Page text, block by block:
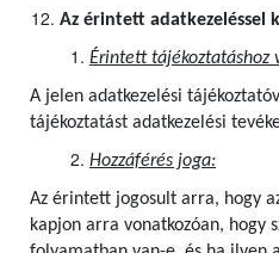
Az érintett adatkezeléssel
Érintett tájékoztatáshoz
A jelen adatkezelési
tájékoztatást adatkezelési
Hozzáférés joga:
Az érintett jogosult arra, hogy
kapjon arra vonatkozóan, hogy